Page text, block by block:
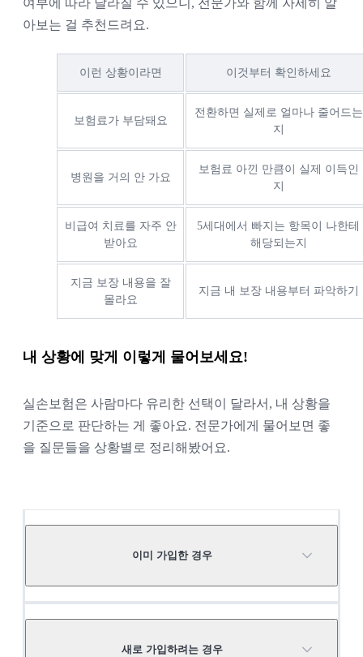
여부에 따라 달라질 수 있으니, 전문가와 함께 자세히 알
아보는 걸 추천드려요.
이런 상황이라면 이것부터 확인하세요
보험료가 부담돼요
전환하면 실제로 얼마나 줄어드는
지
병원을 거의 안 가요
보험료 아낀 만큼이 실제 이득인
지
비급여 치료를 자주 안
받아요
5세대에서 빠지는 항목이 나한테
해당되는지
지금 보장 내용을 잘
몰라요
지금 내 보장 내용부터 파악하기
내 상황에 맞게 이렇게 물어보세요!
실손보험은 사람마다 유리한 선택이 달라서, 내 상황을
기준으로 판단하는 게 좋아요. 전문가에게 물어보면 좋
을 질문들을 상황별로 정리해봤어요.
이미 가입한 경우
현재 가입 세대를 알려주세요.
새로 가입하려는 경우